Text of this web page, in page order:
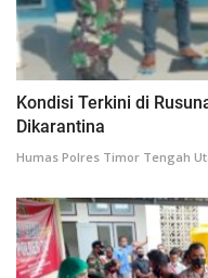
Kondisi Terkini di
Dikarantina
Humas Polres Timor Tengah